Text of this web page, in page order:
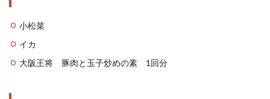
小松菜
イカ
大阪王将 豚肉と玉子炒めの素 1回分